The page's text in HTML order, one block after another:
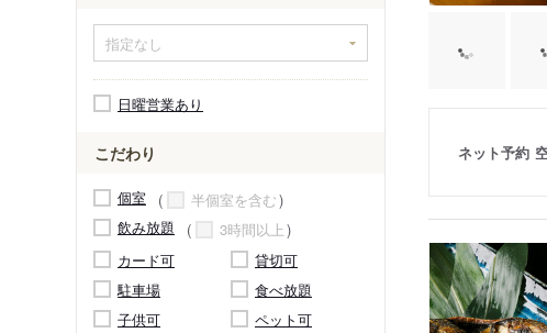
日曜営業あり
こだわり
個室
半個室を含む
飲み放題
3時間以上
カード可
貸切可
駐車場
食べ放題
子供可
ペット可
ネット予約